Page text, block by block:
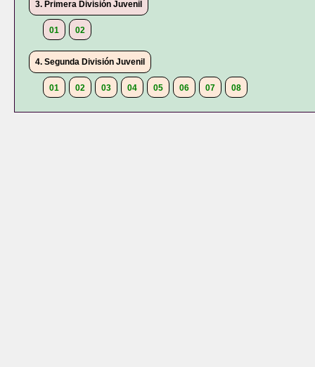
3. Primera División Juvenil
01 02
4. Segunda División Juvenil
01 02 03 04 05 06 07 08